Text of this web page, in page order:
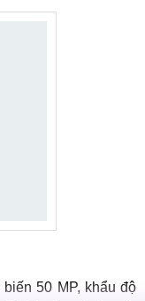
50 MP, khẩu độ